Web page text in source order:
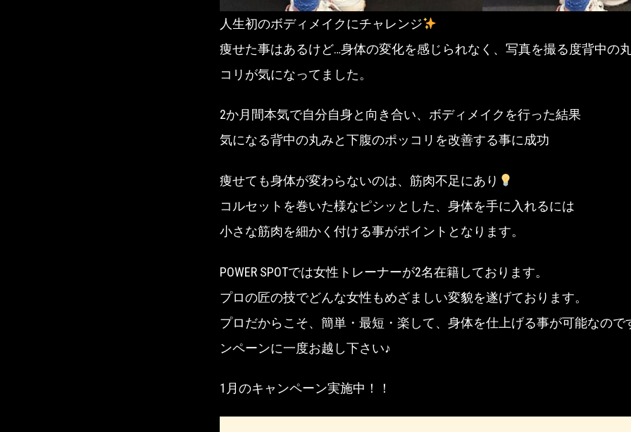
人生初のボディメイクにチャレンジ
痩せた事はあるけど…身体の変化を感じられなく、写真を撮る度背中の
コリが気になってました。
2か月間本気で自分自身と向き合い、ボディメイクを行った結果
気になる背中の丸みと下腹のポッコリを改善する事に成功
痩せても身体が変わらないのは、筋肉不足にあり
コルセットを巻いた様なピシッとした、身体を手に入れるには
小さな筋肉を細かく付ける事がポイントとなります。
POWER SPOTでは女性トレーナーが2名在籍しております。
プロの匠の技でどんな女性もめざましい変貌を遂げております。
プロだからこそ、簡単・最短・楽して、身体を仕上げる事が可能なので
ンペーンに一度お越し下さい♪
1月のキャンペーン実施中！！